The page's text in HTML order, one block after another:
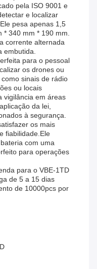
pela ISO 9001 e
e localizar
pesa apenas 1,5
* 340 mm * 190 mm.
corrente alternada
embutida.
para o pessoal
os drones ou
sinais de rádio
ou locais
vigilância em áreas
da lei,
à segurança.
os mais
fiabilidade.Ele
com uma
para operações
para o VBE-1TD
de 5 a 15 dias
de 10000pcs por